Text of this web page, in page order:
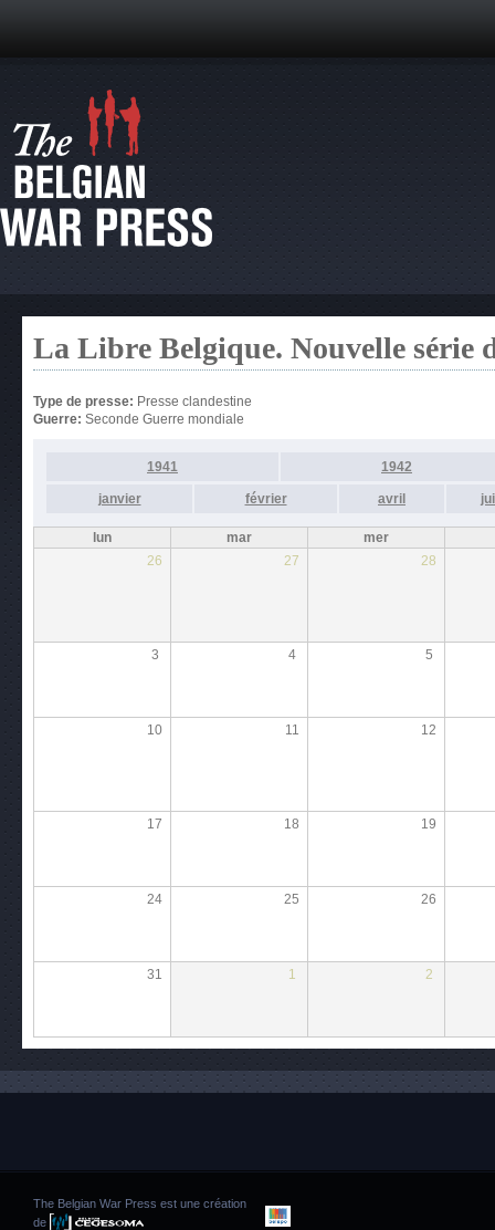
La Libre Belgique. Nouvelle série
Type de presse: Presse clandestine
Guerre: Seconde Guerre mondiale
1941 1942
janvier février avril
lun mar
mer
26
27 28
3 4 5
10 11 12
17 18 19
24 25 26
31 1 2
The Belgian War Press est une création
de